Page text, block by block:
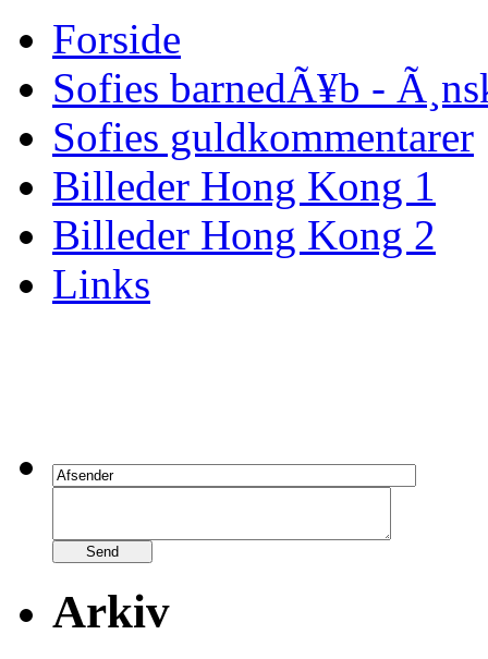
Forside
Sofies barnedÃ¥b -
Sofies guldkommentarer
Billeder Hong Kong 1
Billeder Hong Kong 2
Links
Arkiv